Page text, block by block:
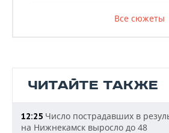
Все сюжеты
ЧИТАЙТЕ ТАКЖЕ
12:25 Число пострадавших в
на Нижнекамск выросло до 48